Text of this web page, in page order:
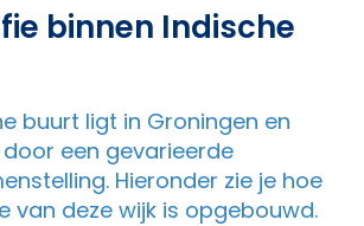
binnen Indische
buurt ligt in Groningen en
een gevarieerde
Hieronder zie je hoe
van deze wijk is opgebouwd.